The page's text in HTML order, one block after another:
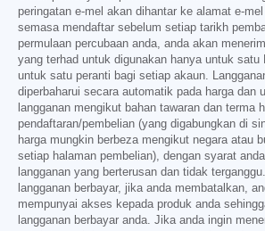
peringatan e-mel akan dihantar ke alamat e-
semasa mendaftar sebelum setiap tarikh
permulaan percubaan anda, anda akan
yang terhad untuk digunakan hanya untuk satu
untuk satu peranti bagi setiap akaun.
diperbaharui secara automatik pada harga dan
langganan mengikut bahan tawaran dan terma
pendaftaran/pembelian (yang digabungkan di
harga mungkin berbeza mengikut negara atau
setiap halaman pembelian), dengan syarat
langganan yang berterusan dan tidak
langganan berbayar, jika anda membatalkan,
mempunyai akses kepada produk anda
langganan berbayar anda. Jika anda ingin